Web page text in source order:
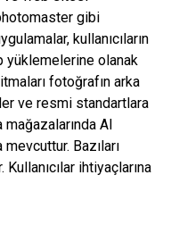
gibi
kullanıcıların
yüklemelerine olanak
fotoğrafın arka
ve resmi standartlara
AI
Bazıları
ihtiyaçlarına